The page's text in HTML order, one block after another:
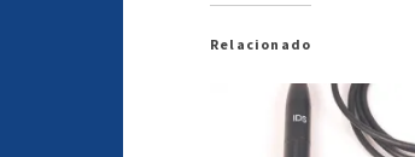
Relacionado